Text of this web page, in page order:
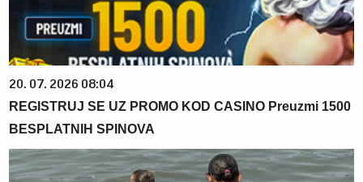
20. 07. 2026 08:04
REGISTRUJ SE UZ PROMO KOD CASINO Preuzmi 1500
BESPLATNIH SPINOVA